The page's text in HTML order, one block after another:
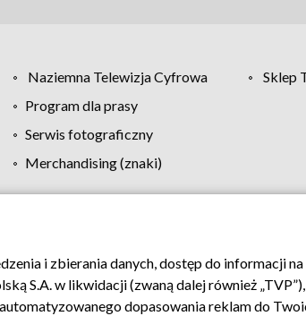
Naziemna Telewizja Cyfrowa
Sklep
Program dla prasy
Serwis fotograficzny
Merchandising (znaki)
Biuro reklamy Kontakt
i zbierania danych, dostęp do informacji
S.A. w likwidacji (zwaną dalej również „TVP”),
dopasowania reklam do